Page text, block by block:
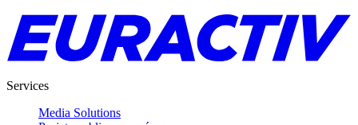
Services
Media Solutions